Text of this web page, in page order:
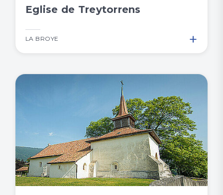
Eglise de Treytorrens
LA BROYE +